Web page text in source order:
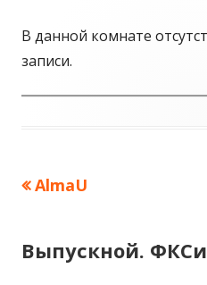
В данной комнате
записи.
Навигация
записям
Предыдущая
AlmaU
Выпускной.